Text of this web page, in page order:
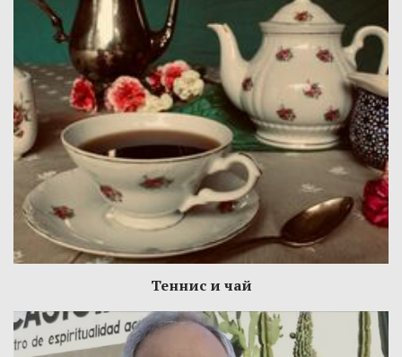
Теннис и чай